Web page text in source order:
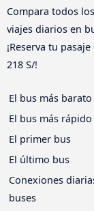
Compara todos
viajes diarios en
¡Reserva tu
218 S/!
El bus más barato
El bus más rápido
El primer bus
El último bus
Conexiones
buses